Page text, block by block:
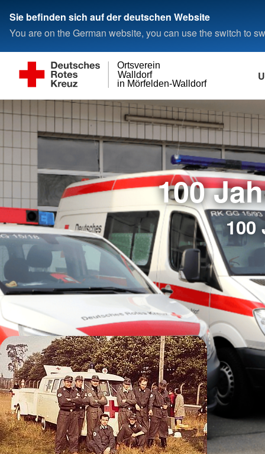
Sie befinden sich auf der deutschen Website
You are on the German website, you can use the switch to
in Mörfelden-Walldorf
Walldorf
Ortsverein
100